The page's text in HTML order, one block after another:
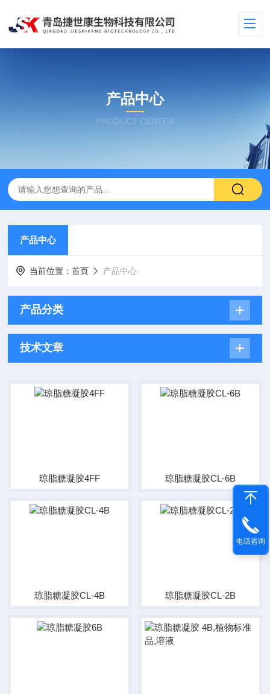
产品中心
PRODUCT CENTER
产品中心
当前位置：首页 产品中心
产品分类
技术文章
琼脂糖凝胶4FF 琼脂糖凝胶CL-6B
琼脂糖凝胶CL-4B 琼脂糖凝胶CL-2B
电话咨询